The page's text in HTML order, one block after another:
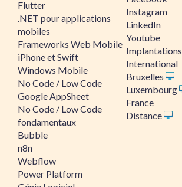
Flutter
.NET pour applications
mobiles
Frameworks Web Mobile
iPhone et Swift
Windows Mobile
No Code / Low Code
Google AppSheet
No Code / Low Code
fondamentaux
Bubble
n8n
Webflow
Power Platform
Instagram
LinkedIn
Youtube
Implantations
International
Bruxelles
Luxembourg
France
Distance